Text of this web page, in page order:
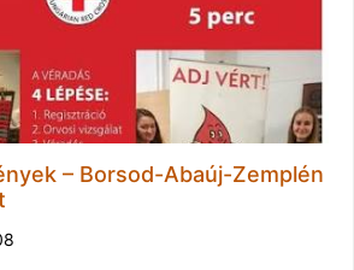
– Borsod-Abaúj-Zemplén